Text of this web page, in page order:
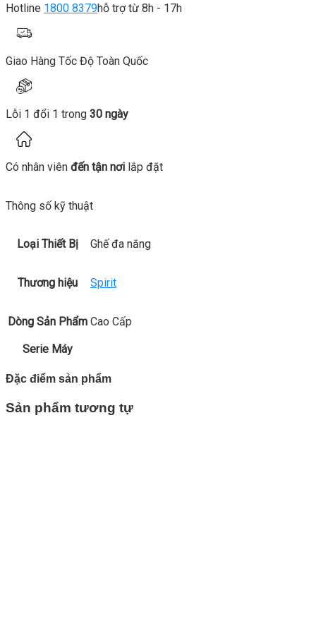
Hotline 1800 8379hỗ trợ từ 8h - 17h
Giao Hàng Tốc Độ Toàn Quốc
Lỗi 1 đổi 1 trong 30 ngày
Có nhân viên đến tận nơi lắp đặt
Thông số kỹ thuật
Loại Thiết Bị Ghế đa năng
Thương hiệu Spirit
Dòng Sản Phẩm Cao Cấp
Serie Máy
Đặc điểm sản phẩm
Sản phẩm tương tự